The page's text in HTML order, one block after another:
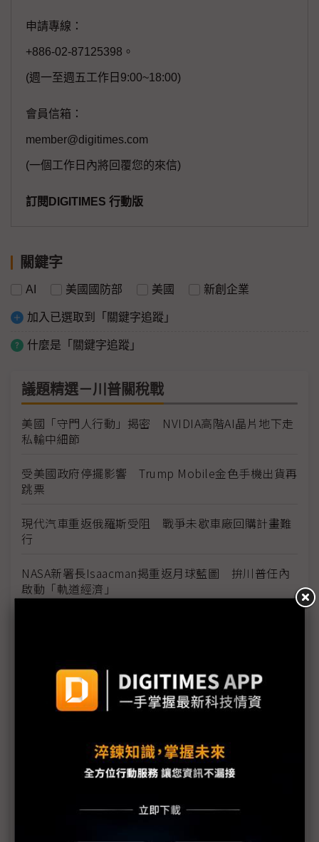
申請專線：
+886-02-87125398。
(週一至週五工作日9:00~18:00)
會員信箱：
member@digitimes.com
(一個工作日內將回覆您的來信)
訂閱DIGITIMES 行動版
關鍵字
AI 美國國防部 美國 新創企業
加入已選取到「關鍵字追蹤」
什麼是「關鍵字追蹤」
議題精選－川普關稅戰
美國「守門人行動」揭密 NVIDIA高階AI晶片地下走
私輸中細節
受美國政府停擺影響 Trump Mobile金色手機出貨再
跳票
現代汽車重返俄羅斯受阻 戰爭未歇車廠回購計畫難
行
NASA新署長Isaacman揭重返月球藍圖 拚川普任內
啟動「軌道經濟」
黃仁勳誠聘Groq 員工股權「折現」約9成隨CEO加
入NVIDIA
魏哲家自嘲含淚打造台積美廠 NYT剖析1.8萬條法規